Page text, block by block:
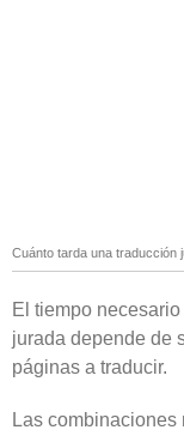
Cuánto tarda una traducción
El tiempo
jurada depende de
páginas a traducir.
Las